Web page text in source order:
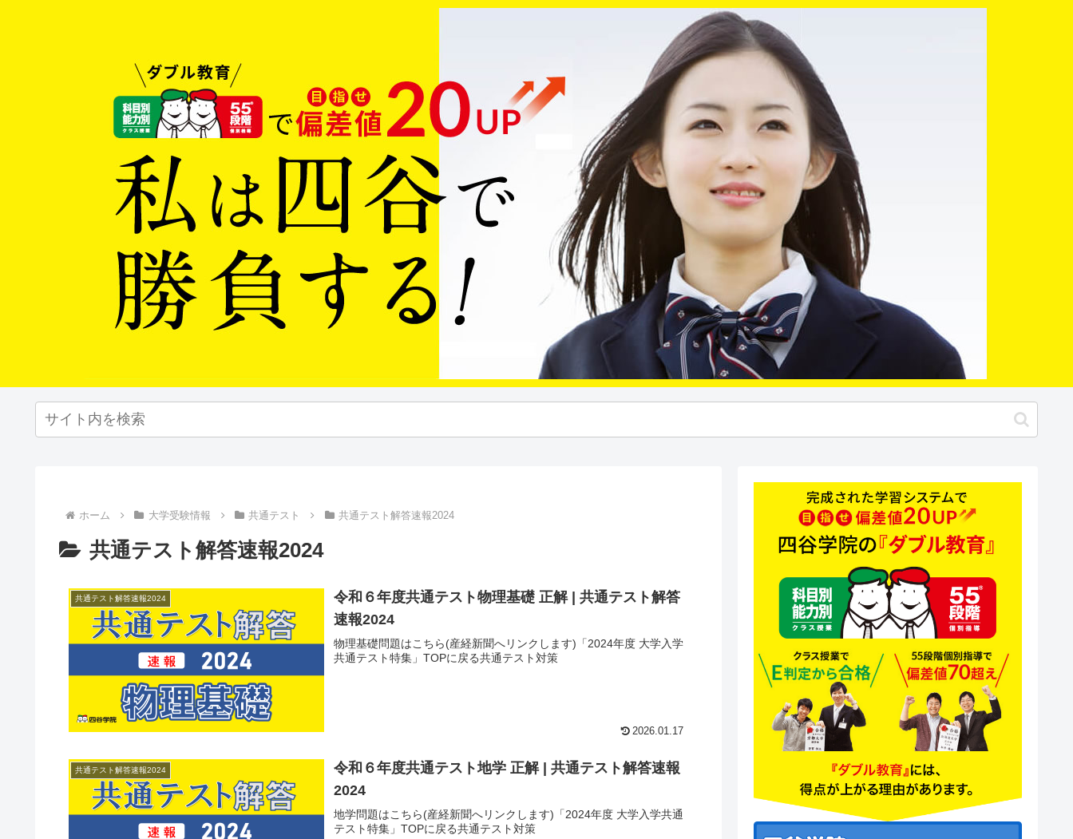
ホーム 大学受験情報 共通テスト 共通テスト解答速報2024
共通テスト解答速報2024
共通テスト解答速報2024
令和６年度共通テスト物理基礎 正解 | 共通テスト解答
速報2024
物理基礎問題はこちら(産経新聞へリンクします)「2024年度 大学入学
共通テスト特集」TOPに戻る共通テスト対策
2026.01.17
共通テスト解答速報2024
令和６年度共通テスト地学 正解 | 共通テスト解答速報
2024
地学問題はこちら(産経新聞へリンクします)「2024年度 大学入学共通
テスト特集」TOPに戻る共通テスト対策